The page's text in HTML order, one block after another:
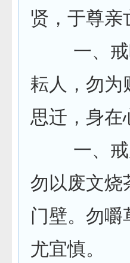
贤，于尊亲
一、戒
耘人，勿为
思迁，身在
一、戒
勿以废文烧
门壁。勿嚼
尤宜慎。